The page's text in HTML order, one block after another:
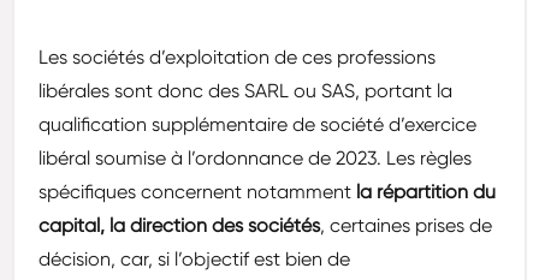
Les sociétés d’exploitation de ces professions
libérales sont donc des SARL ou SAS, portant la
qualification supplémentaire de société d’exercice
libéral soumise à l’ordonnance de 2023. Les règles
spécifiques concernent notamment la répartition du
capital, la direction des sociétés, certaines prises de
décision, car, si l’objectif est bien de